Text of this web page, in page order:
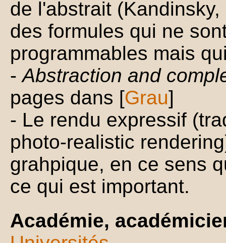
de l'abstrait
des formules qui ne
programmables mais
-Abstraction and
pages dans [Grau]
- Le rendu expressif
photo-realistic
grahpique, en ce sens
ce qui est important.
Académie,